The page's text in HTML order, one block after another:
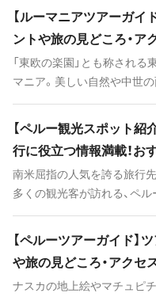
ナコの魅力とあわせて紹介
むほど美しい絶景など、非日
いて旅行にもピッタリの場所です。 今回
美大島を旅行する際の見ど
ト、ご当地グルメ、アクセス
ぷりとご紹介します。
【ルーマニアツアーガイ
ントや旅の見どころ・ア
「東欧の楽園」とも称される
マニア。美しい自然や中世
化や伝統など様々な魅力を
を持つ温泉や黒海沿岸のビ
り、伝統のルーマニアワイ
りなど、美しい街並みを散
が多いことで知られていま
マニア旅行に必要な基本情
ホテル、その他知っておく
【ペルー観光スポット紹
行に役立つ情報満載！お
南米屈指の人気を誇る旅行
多くの観光客が訪れる、ペ
文化など様々な見どころがあ
的な観光スポットが点在し
は、アンデス山脈の豊かな自
じめとするオススメ観光ス
【ペルーツアーガイド】
や旅の見どころ・アクセ
ナスカの地上絵やマチュピ